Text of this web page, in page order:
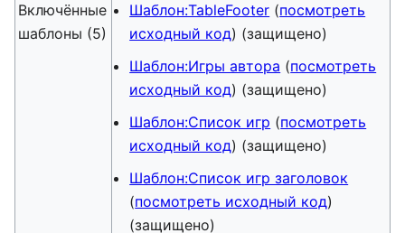
Включённые
шаблоны (5)
Шаблон:TableFooter (посмотреть
исходный код) (защищено)
Шаблон:Игры автора (посмотреть
исходный код) (защищено)
Шаблон:Список игр (посмотреть
исходный код) (защищено)
Шаблон:Список игр заголовок
(посмотреть исходный код)
(защищено)